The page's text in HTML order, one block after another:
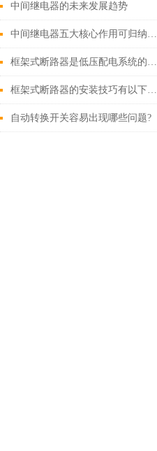
中间继电器的未来发展趋势
中间继电器五大核心作用可归纳如下
框架式断路器是低压配电系统的核心保护设备
框架式断路器的安装技巧有以下这些
自动转换开关容易出现哪些问题?